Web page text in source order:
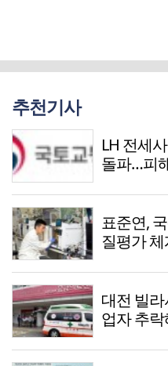
추천기사
LH 전세
돌파…피
표준연,
질평가
대전 빌
업자 추